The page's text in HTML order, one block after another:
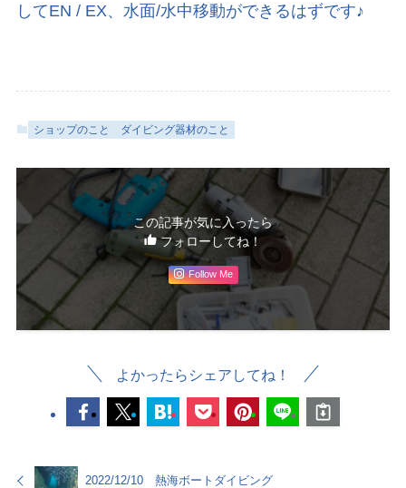
してEN / EX、水面/水中移動ができるはずです♪
ショップのこと ダイビング器材のこと
この記事が気に入ったら
フォローしてね！
Follow Me
よかったらシェアしてね！
2022/12/10 熱海ボートダイビング